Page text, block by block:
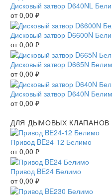
Дисковый затвор D640NL
от0,00 ₽
Дисковый затвор D6600N
от0,00 ₽
Дисковый затвор D665N
от0,00 ₽
Дисковый затвор D640N
от0,00 ₽
ДЛЯ ДЫМОВЫХ КЛАПАНОВ
Привод BE24-12 Белимо
от0,00 ₽
Привод BE24 Белимо
от0,00 ₽